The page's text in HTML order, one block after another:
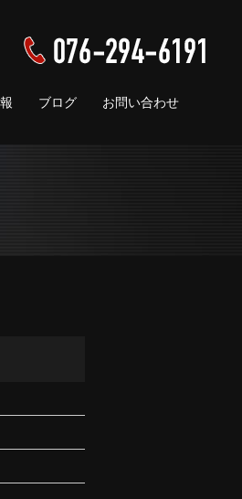
ブログ
お問い合わせ